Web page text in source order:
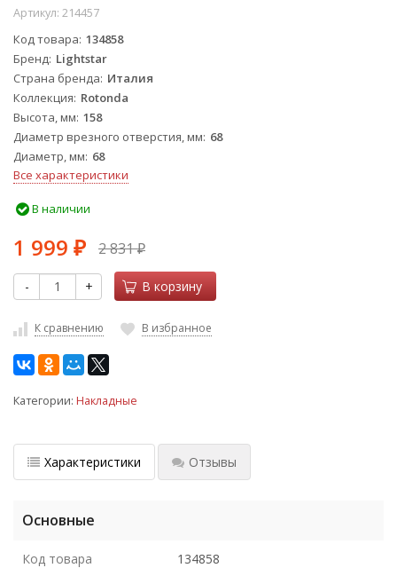
Артикул: 214457
Код товара 134858
Бренд Lightstar
Страна бренда Италия
Коллекция Rotonda
Высота, мм 158
Диаметр врезного отверстия, мм 68
Диаметр, мм 68
Все характеристики
В наличии
1 999 ₽ 2 831₽
- + В корзину
К сравнению В избранное
Категории: Накладные
Характеристики Отзывы
Основные
Код товара 134858